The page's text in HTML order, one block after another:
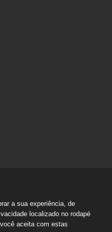
a sua experiência, de
localizado no rodapé
aceita com estas